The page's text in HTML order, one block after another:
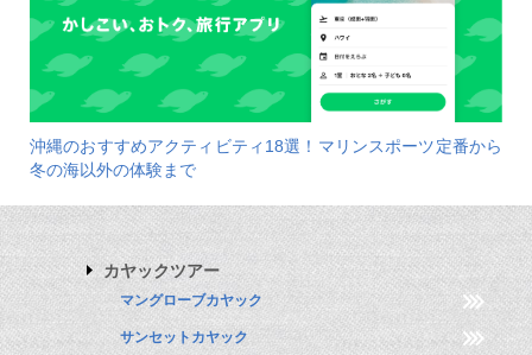
沖縄のおすすめアクティビティ18選！マリンスポーツ定番から
冬の海以外の体験まで
カヤックツアー
マングローブカヤック
サンセットカヤック